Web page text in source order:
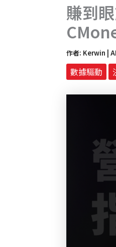
賺到
作者: Kerwin |
數據驅動